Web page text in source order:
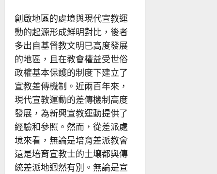
創啟地區的處境與現代宣教運
動的起源形成鮮明對比，後者
多出自基督教文明已高度發展
的地區，且在教會權益受世俗
政權基本保護的制度下建立了
宣教差傳機制。近兩百年來，
現代宣教運動的差傳機制高度
發展，為新興宣教運動提供了
經驗和參照。然而，從差派處
境來看，無論是培育差派教會
還是培育宣教士的土壤都與傳
統差派地迥然有別。無論是宣